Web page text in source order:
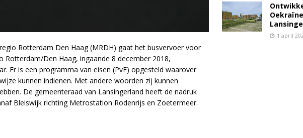
Rotterdam Den Haag (MRDH) gaat het busvervoer voor
Rotterdam/Den Haag, ingaande 8 december 2018,
Er is een programma van eisen (PvE) opgesteld waarover
kunnen indienen. Met andere woorden zij kunnen
De gemeenteraad van Lansingerland heeft de nadruk
Bleiswijk richting Metrostation Rodenrijs en Zoetermeer.
1 april